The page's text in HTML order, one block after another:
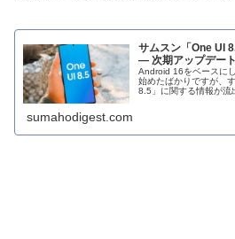
サムスン「One UI
― 次期アップデー
Android 16をベースに
始めたばかりですが、
8.5」に関する情報が流
は、Galaxyユーザーに
sumahodigest.com